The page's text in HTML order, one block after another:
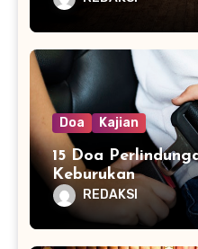
Doa Kajian
15 Doa
Keburukan
REDAKSI